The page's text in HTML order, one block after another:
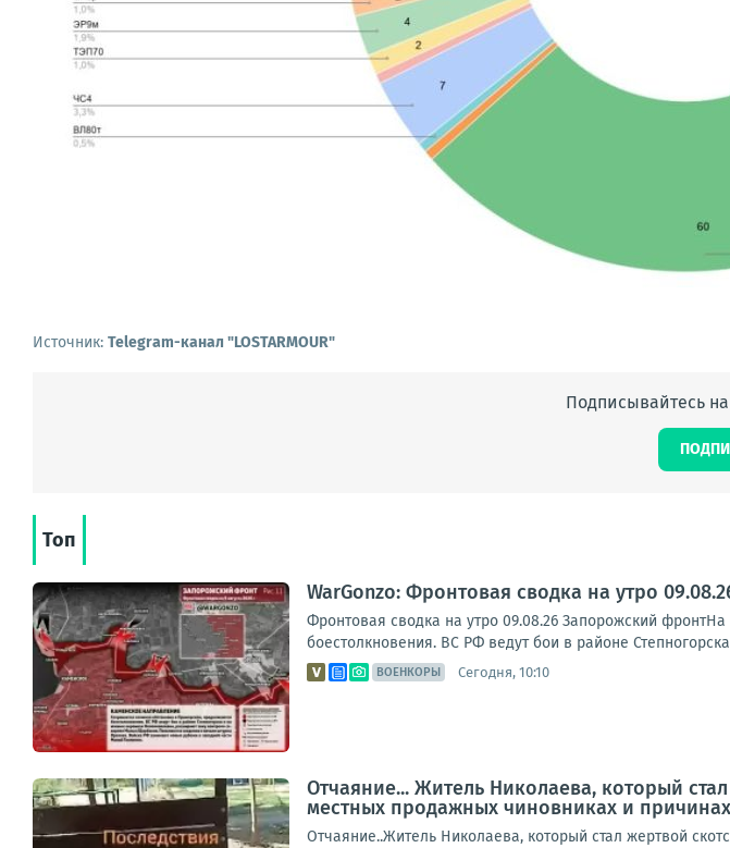
Источник: Telegram-канал "LOSTARMOUR"
Подписывайтесь
Топ
WarGonzo: Фронтовая сводка на утро
Фронтовая сводка на утро 09.08.26 Запорожский
боестолкновения. ВС РФ ведут бои в районе
ВОЕНКОРЫ Сегодня, 10:10
Отчаяние... Житель Николаева, который
местных продажных чиновниках и
Отчаяние..Житель Николаева, который стал жертвой